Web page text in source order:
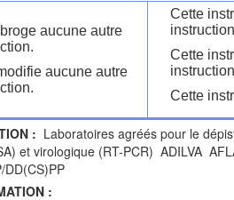
aucune autre
aucune autre
Cette
Cette
Cette
: Laboratoires agréés pour le
et virologique (RT-PCR) ADILVA
: